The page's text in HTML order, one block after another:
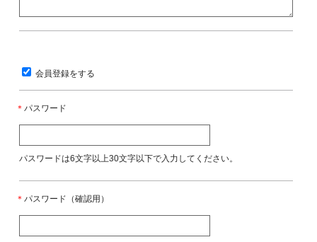
会員登録をする
＊パスワード
パスワードは6文字以上30文字以下で入力してください。
＊パスワード（確認用）